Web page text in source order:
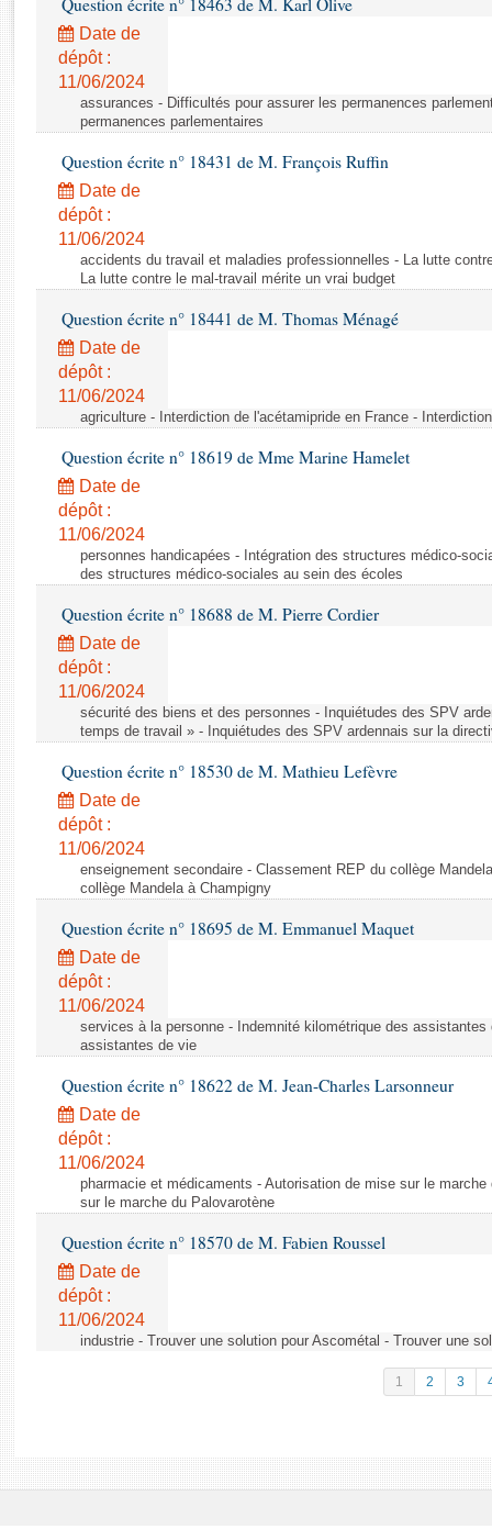
Rapports d'enquête
Rapports législatifs
Rapports sur l'application des lois
Baromètre de l’application des lois
Budget et sécurité sociale
Questions écrites et orales
Comptes rendus des débats
Question écrite n° 18463 de M. Karl Olive
Date de
dépôt :
11/06/2024
assurances - Difficultés pour assurer les permanences
permanences parlementaires
Question écrite n° 18431 de M. François Ruffin
Date de
dépôt :
11/06/2024
accidents du travail et maladies professionnelles - La lutte
La lutte contre le mal-travail mérite un vrai budget
Question écrite n° 18441 de M. Thomas Ménagé
Date de
dépôt :
11/06/2024
agriculture - Interdiction de l'acétamipride en France -
Question écrite n° 18619 de Mme Marine Hamelet
Date de
dépôt :
11/06/2024
personnes handicapées - Intégration des structures médico-
des structures médico-sociales au sein des écoles
Question écrite n° 18688 de M. Pierre Cordier
Date de
dépôt :
11/06/2024
sécurité des biens et des personnes - Inquiétudes des SPV
temps de travail » - Inquiétudes des SPV ardennais sur la
Question écrite n° 18530 de M. Mathieu Lefèvre
Date de
dépôt :
11/06/2024
enseignement secondaire - Classement REP du collège
collège Mandela à Champigny
Question écrite n° 18695 de M. Emmanuel Maquet
Date de
dépôt :
11/06/2024
services à la personne - Indemnité kilométrique des
assistantes de vie
Question écrite n° 18622 de M. Jean-Charles Larsonneur
Date de
dépôt :
11/06/2024
pharmacie et médicaments - Autorisation de mise sur le
sur le marche du Palovarotène
Question écrite n° 18570 de M. Fabien Roussel
Date de
dépôt :
11/06/2024
industrie - Trouver une solution pour Ascométal - Trouver une
1 2 3